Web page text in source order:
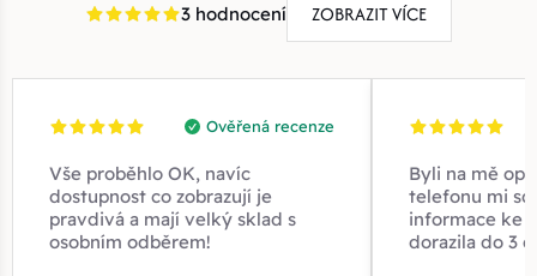
3 hodnocení ZOBRAZIT VÍCE
Ověřená recenze
Vše proběhlo OK, navíc
dostupnost co zobrazují je
pravdivá a mají velký sklad s
osobním odběrem!
Byli na mě
telefonu mi
informace ke
dorazila do 3